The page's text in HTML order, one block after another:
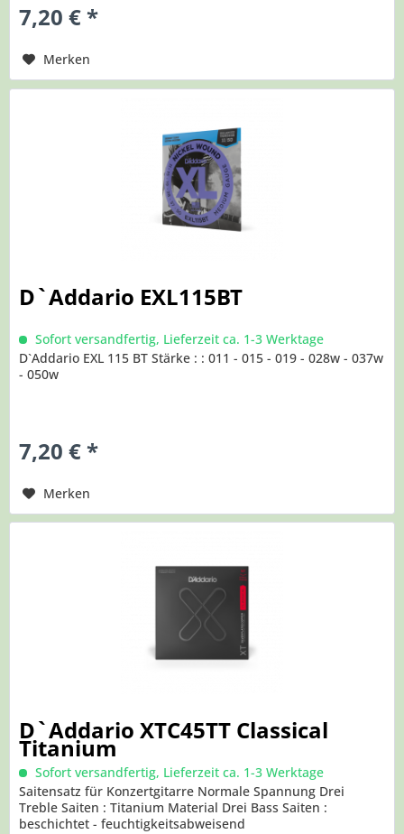
7,20 € *
Merken
D`Addario EXL115BT
Sofort versandfertig, Lieferzeit ca. 1-3 Werktage
D`Addario EXL 115 BT Stärke : : 011 - 015 - 019 - 028w - 037w
- 050w
7,20 € *
Merken
D`Addario XTC45TT Classical
Titanium
Sofort versandfertig, Lieferzeit ca. 1-3 Werktage
Saitensatz für Konzertgitarre Normale Spannung Drei
Treble Saiten : Titanium Material Drei Bass Saiten :
beschichtet - feuchtigkeitsabweisend